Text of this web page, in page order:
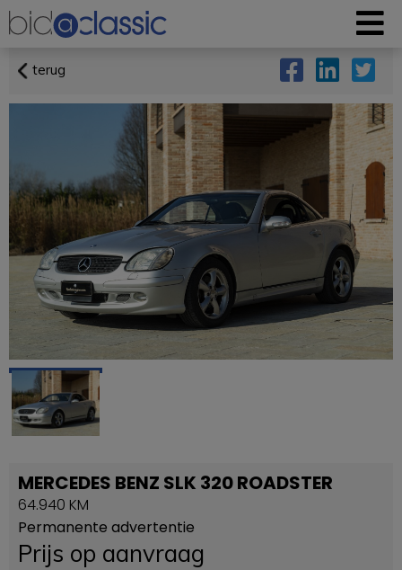
terug
MERCEDES BENZ SLK 320 ROADSTER
64.940 KM
Permanente advertentie
Prijs op aanvraag